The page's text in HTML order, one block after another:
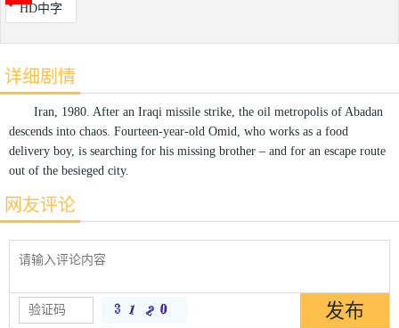
HD中字
详细剧情
Iran, 1980. After an Iraqi missile strike, the oil metropolis of Abadan
descends into chaos. Fourteen-year-old Omid, who works as a food
delivery boy, is searching for his missing brother – and for an escape route
out of the besieged city.
网友评论